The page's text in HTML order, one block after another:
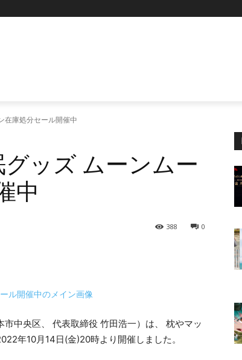
在庫処分セール開催中
グッズ ムーンムー
中
0
388
中央区、 代表取締役 竹田浩一）は、 枕やマッ
年10月14日(金)20時より開催しました。